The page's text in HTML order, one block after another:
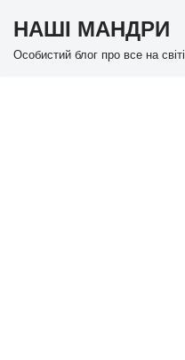
Перейти
НАШІ МАНДРИ
Особистий блог про все на світі